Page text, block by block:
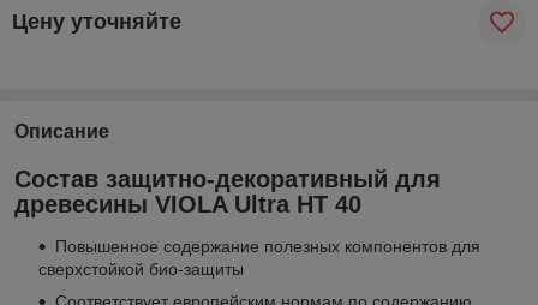
Цену уточняйте
Описание
Состав защитно-декоративный для
древесины VIOLA Ultra HT 40
Повышенное содержание полезных компонентов для
сверхстойкой био-защиты